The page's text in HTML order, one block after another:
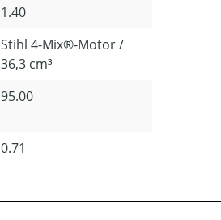
1.40
Stihl 4-Mix®-Motor /
36,3 cm³
95.00
0.71